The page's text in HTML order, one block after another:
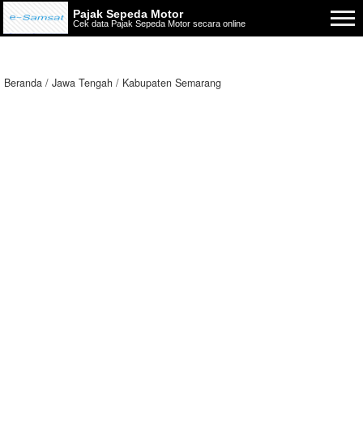
Pajak Sepeda Motor
Cek data Pajak Sepeda Motor secara online
Beranda Jawa Tengah Kabupaten Semarang